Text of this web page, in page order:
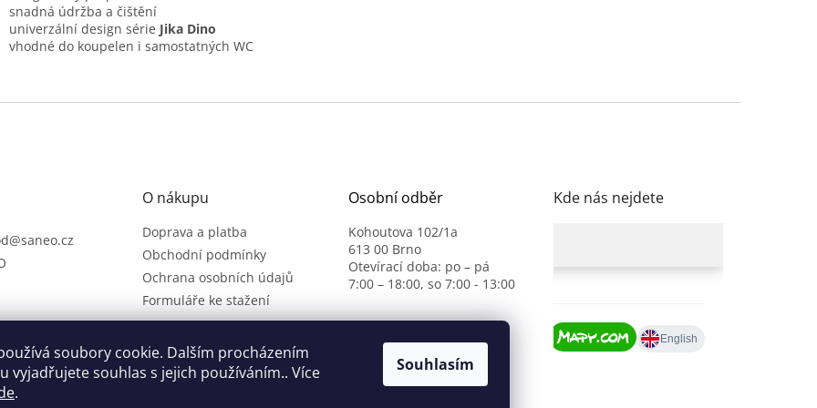
soubory cookie. Dalším procházením
vyjadřujete souhlas s jejich používáním.. Více
.
Souhlasím
snadná údržba a čištění
univerzální design série Jika Dino
vhodné do koupelen i samostatných WC
@saneo.cz
O nákupu
Doprava a platba
Obchodní podmínky
Ochrana osobních údajů
Formuláře ke stažení
Osobní odběr
Kohoutova 102/1a
613 00 Brno
Otevírací doba: po – pá
7:00 – 18:00, so 7:00 - 13:00
Kde nás nejdete